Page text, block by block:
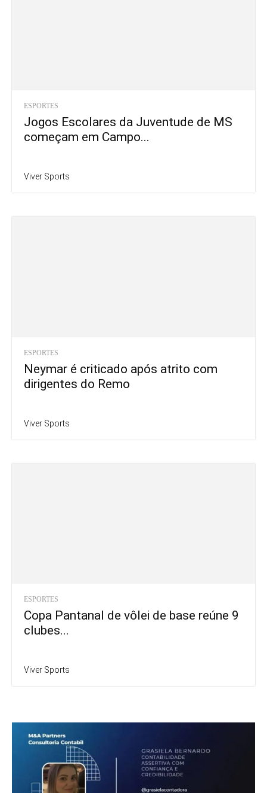
ESPORTES
Jogos Escolares da Juventude de MS
começam em Campo...
Viver Sports
ESPORTES
Neymar é criticado após atrito com
dirigentes do Remo
Viver Sports
ESPORTES
Copa Pantanal de vôlei de base reúne 9
clubes...
Viver Sports